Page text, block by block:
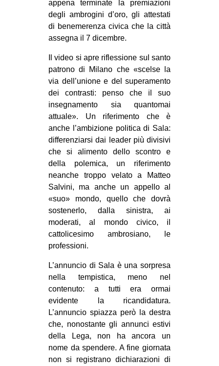
GENERI
MIGRAZIONI
PRECARIATO
REPRESSIONE
STUDENTI
CULTURE
ARTE
CINEMA
MANIFESTI
RECENSIONI
INTERNAZIONALE
AFRICA
ESTREMO ORIENTE
EUROPA
MEDIO ORIENTE
EVENTI
in
Fb
appena terminate la premiazioni
degli ambrogini d’oro, gli attestati
di benemerenza civica che la città
assegna il 7 dicembre.
Il video si apre riflessione sul santo
patrono di Milano che «scelse la
via dell’unione e del superamento
dei contrasti: penso che il suo
insegnamento sia quantomai
attuale». Un riferimento che è
anche l’ambizione politica di Sala:
differenziarsi dai leader più divisivi
che si alimento dello scontro e
della polemica, un riferimento
neanche troppo velato a Matteo
Salvini, ma anche un appello al
«suo» mondo, quello che dovrà
sostenerlo, dalla sinistra, ai
moderati, al mondo civico, il
cattolicesimo ambrosiano, le
professioni.
L’annuncio di Sala è una sorpresa
nella tempistica, meno nel
contenuto: a tutti era ormai
evidente la ricandidatura.
L’annuncio spiazza però la destra
che, nonostante gli annunci estivi
della Lega, non ha ancora un
nome da spendere. A fine giornata
non si registrano dichiarazioni di